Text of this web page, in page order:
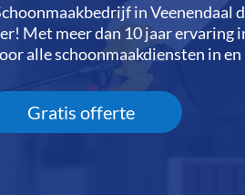
in
Met meer dan 10 jaar
alle schoonmaakdiensten in
Gratis offerte